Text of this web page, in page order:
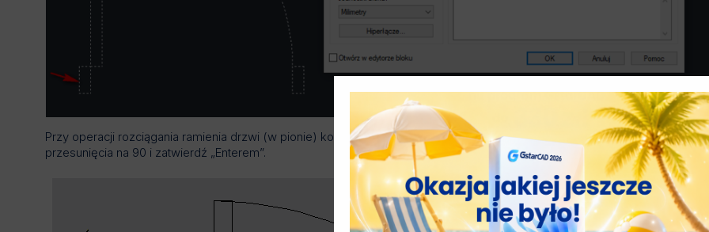
Przy operacji rozciągania ramienia drzwi (w pionie) koniecznie ustaw w oknie „Właściwości” (Ctrl + 1) w polu nadpisania –
przesunięcia na 90 i zatwierdź „Enterem”.